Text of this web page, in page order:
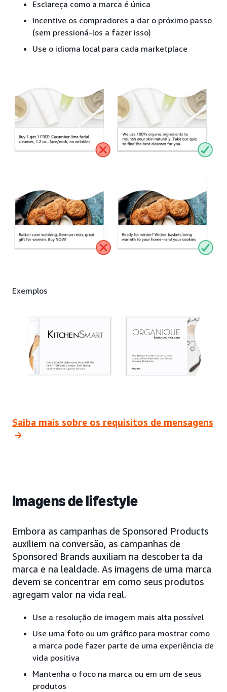
Esclareça como a marca é única
Incentive os compradores a dar o próximo passo
(sem pressioná-los a fazer isso)
Use o idioma local para cada marketplace
Exemplos
Saiba mais sobre os requisitos de mensagens
Imagens de lifestyle
Embora as campanhas de Sponsored Products
auxiliem na conversão, as campanhas de
Sponsored Brands auxiliam na descoberta da
marca e na lealdade. As imagens de uma marca
devem se concentrar em como seus produtos
agregam valor na vida real.
Use a resolução de imagem mais alta possível
Use uma foto ou um gráfico para mostrar como
a marca pode fazer parte de uma experiência de
vida positiva
Mantenha o foco na marca ou em um de seus
produtos